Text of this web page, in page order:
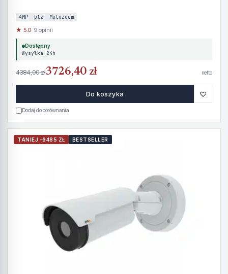
4MP ptz Motozoom
★ 5.0· 9 opinii
Dostępny
Wysyłka 24h
4384,00 zł3726,40 zł netto
Do koszyka ♡
Dodaj do porównania
TANIEJ -6485 ZŁ BESTSELLER